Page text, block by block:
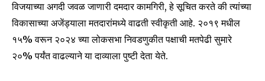
Join our community of
SUBSCRIBERS and be part of the
विजयाच्या अगदी जवळ जाणारी दमदार कामगिरी, हे सूचित करते की त्यांच्या
विकासाच्या अजेंड्याला मतदारांमध्ये वाढती स्वीकृती आहे. २०१९ मधील
१५% वरून २०२४ च्या लोकसभा निवडणुकीत पक्षाची मतपेढी सुमारे
२०% पर्यंत वाढल्याने या दाव्याला पुष्टी देता येते.